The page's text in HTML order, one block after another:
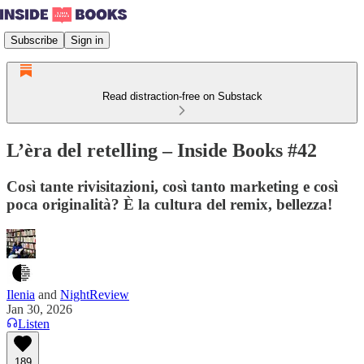
Subscribe Sign in
Read distraction-free on Substack
L’èra del retelling – Inside Books #42
Così tante rivisitazioni, così tanto marketing e così
poca originalità? È la cultura del remix, bellezza!
Ilenia and NightReview
Jan 30, 2026
Listen